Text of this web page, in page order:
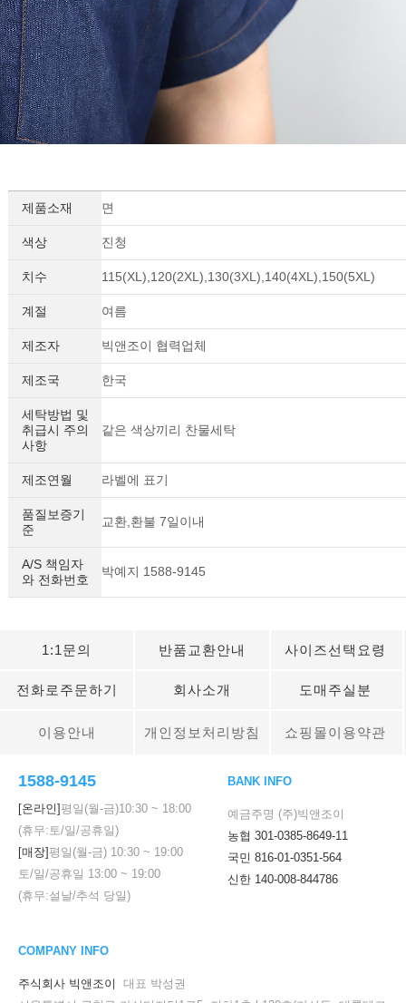
제품소재 면
색상 진청
치수 115(XL),120(2XL),130(3XL),140(4XL),150(5XL)
계절 여름
제조자 빅앤조이 협력업체
제조국 한국
세탁방법 및
취급시 주의
사항
같은 색상끼리 찬물세탁
제조연월 라벨에 표기
품질보증기
준
교환,환불 7일이내
A/S 책임자
와 전화번호
박예지 1588-9145
1:1문의 반품교환안내 사이즈선택요령
전화로주문하기 회사소개 도매주실분
이용안내 개인정보처리방침 쇼핑몰이용약관
1588-9145
[온라인]평일(월-금)10:30 ~ 18:00
(휴무:토/일/공휴일)
[매장]평일(월-금) 10:30 ~ 19:00
토/일/공휴일 13:00 ~ 19:00
(휴무:설날/추석 당일)
BANK INFO
예금주명 (주)빅앤조이
농협 301-0385-8649-11
국민 816-01-0351-564
신한 140-008-844786
COMPANY INFO
주식회사 빅앤조이
대표 박성권